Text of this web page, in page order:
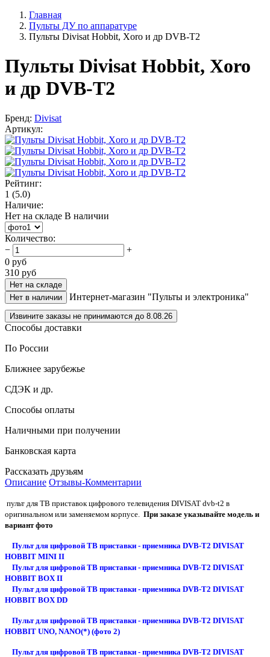
Главная
Пульты ДУ по аппаратуре
Пульты Divisat Hobbit, Xoro и др DVB-T2
Пульты Divisat Hobbit, Xoro
и др DVB-T2
Бренд: Divisat
Артикул:
Рейтинг:
1 (5.0)
Наличие:
Нет на складе В наличии
Количество:
−
+
0 руб
310 руб
Нет на складе
Нет в наличии
Интернет-магазин "Пульты и электроника"
Извините заказы не принимаются до 8.08.26
Способы доставки
По России
Ближнее зарубежье
СДЭК и др.
Способы оплаты
Наличными при получении
Банковская карта
Рассказать друзьям
Описание Отзывы-Комментарии
пульт для ТВ приставок цифрового телевидения DIVISAT dvb-t2 в
оригинальном или заменяемом корпусе. При заказе указывайте модель и
вариант фото
Пульт для цифровой ТВ приставки - приемника DVB-T2 DIVISAT
HOBBIT MINI II
Пульт для цифровой ТВ приставки - приемника DVB-T2 DIVISAT
HOBBIT BOX II
Пульт для цифровой ТВ приставки - приемника DVB-T2 DIVISAT
HOBBIT BOX DD
Пульт для цифровой ТВ приставки - приемника DVB-T2 DIVISAT
HOBBIT UNO, NANO(*) (фото 2)
Пульт для цифровой ТВ приставки - приемника DVB-T2 DIVISAT